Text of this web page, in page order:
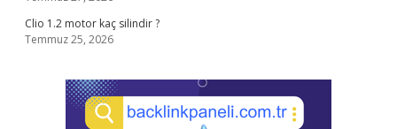
Clio 1.2 motor kaç silindir ?
Temmuz 25, 2026